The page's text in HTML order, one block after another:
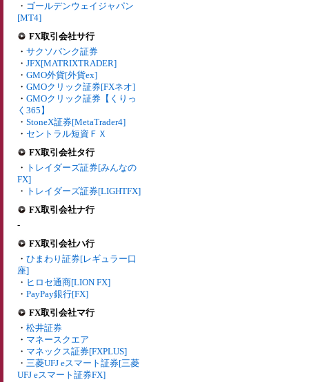
・ ゴールデンウェイジャパン
[MT4]
FX取引会社サ行
・ サクソバンク証券
・ JFX[MATRIXTRADER]
・ GMO外貨[外貨ex]
・ GMOクリック証券[FXネオ]
・ GMOクリック証券【くりっ
く365】
・ StoneX証券[MetaTrader4]
・ セントラル短資ＦＸ
FX取引会社タ行
・ トレイダーズ証券[みんなの
FX]
・ トレイダーズ証券[LIGHTFX]
FX取引会社ナ行
-
FX取引会社ハ行
・ ひまわり証券[レギュラー口
座]
・ ヒロセ通商[LION FX]
・ PayPay銀行[FX]
FX取引会社マ行
・ 松井証券
・ マネースクエア
・ マネックス証券[FXPLUS]
・ 三菱UFJ eスマート証券[三菱
UFJ eスマート証券FX]